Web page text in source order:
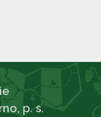
p. s.